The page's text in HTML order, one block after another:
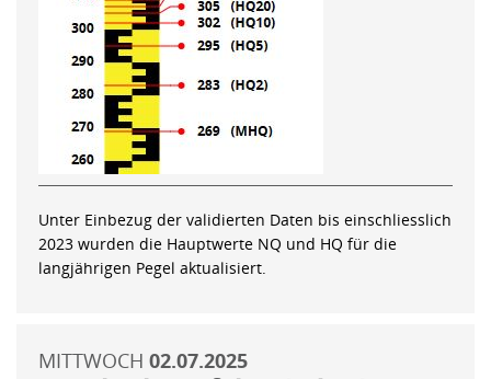
Unter Einbezug der validierten Daten bis einschliesslich
2023 wurden die Hauptwerte NQ und HQ für die
langjährigen Pegel aktualisiert.
MITTWOCH 02.07.2025